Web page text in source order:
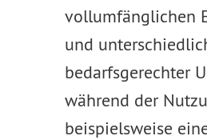
vollumfänglichen
und
bedarfsgerechter
während der
beispielsweise